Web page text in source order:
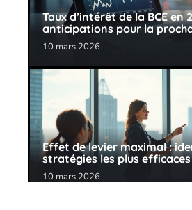
Taux d’intérêt de la BCE en
anticipations pour la
10 mars 2026
Effet de levier maximal :
stratégies les plus efficaces
10 mars 2026